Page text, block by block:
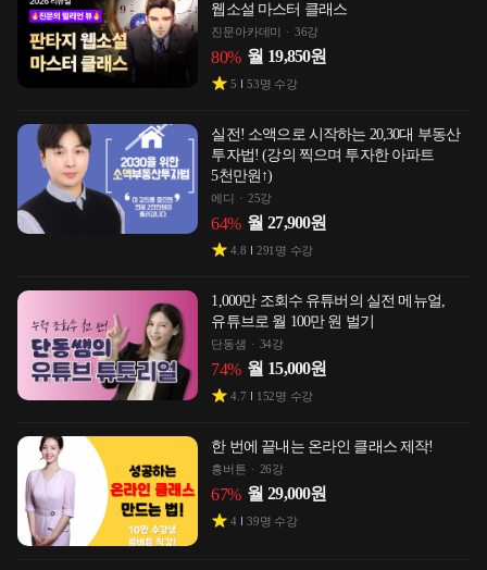
웹소설 마스터 클래스
진문아카데미 36강
80% 월 19,850원
5 53명 수강
실전! 소액으로 시작하는 20,30대 부동산
투자법! (강의 찍으며 투자한 아파트
5천만원↑)
에디 25강
64% 월 27,900원
4.8 291 명 수강
1,000만 조회수 유튜버의 실전 메뉴얼,
유튜브로 월 100만 원 벌기
단동샘 34강
74% 월 15,000원
4.7 152명 수강
한 번에 끝내는 온라인 클래스 제작!
흥버튼 26강
67% 월 29,000원
4 39명 수강